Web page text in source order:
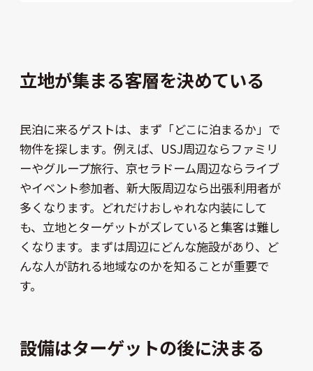
立地が集まる客層を決めている
民泊に来るゲストは、まず「どこに泊まるか」で
物件を探します。例えば、USJ周辺ならファミリ
ーやグループ旅行、京セラドーム周辺ならライブ
やイベント参加者、新大阪周辺なら出張利用者が
多くなります。どれだけおしゃれな内装にして
も、立地とターゲットがズレていると集客は難し
くなります。まずは周辺にどんな施設があり、ど
んな人が訪れる地域なのかを知ることが重要で
す。
設備はターゲットの後に決まる